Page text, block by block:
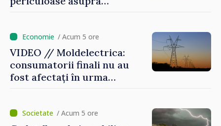
/ Acum 5 ore
VIDEO // Moldelectrica:
consumatorii finali nu au
fost afectați în urma
reparație vor fi efectuate în
/ Acum 5 ore